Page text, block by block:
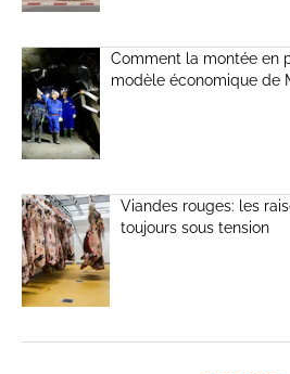
Comment la montée en
modèle économique de
Viandes rouges: les
toujours sous tension